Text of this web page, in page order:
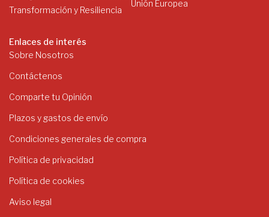
Enlaces de interés
Sobre Nosotros
Contáctenos
Comparte tu Opinión
Plazos y gastos de envío
Condiciones generales de compra
Política de privacidad
Política de cookies
Aviso legal